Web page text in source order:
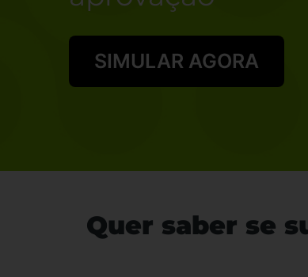
SIMULAR AGORA
Quer saber se